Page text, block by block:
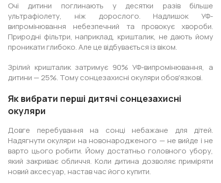
Очі дитини поглинають у десятки разів більше
ультрафіолету, ніж дорослого. Надлишок УФ-
випромінювання небезпечний та провокує хвороби.
Природні фільтри, наприклад, кришталик, не дають йому
проникати глибоко. Але це відбувається із віком.
Зрілий кришталик затримує 90% УФ-випромінювання, а
дитини — 25%. Тому сонцезахисні окуляри обов'язкові.
Як вибрати перші дитячі сонцезахисні
окуляри
Довге перебування на сонці небажане для дітей.
Надягнути окуляри на новонародженого — не вийде і не
варто цього робити. Йому достатньо головного убору,
який закриває обличчя. Коли дитина дозволяє приміряти
новий аксесуар, настав час його купити.